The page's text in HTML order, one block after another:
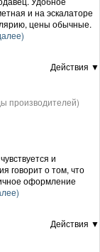
и на эскалаторе
цены обычные.
Действия ▼
производителей)
и
говорит о том, что
оформление
Действия ▼